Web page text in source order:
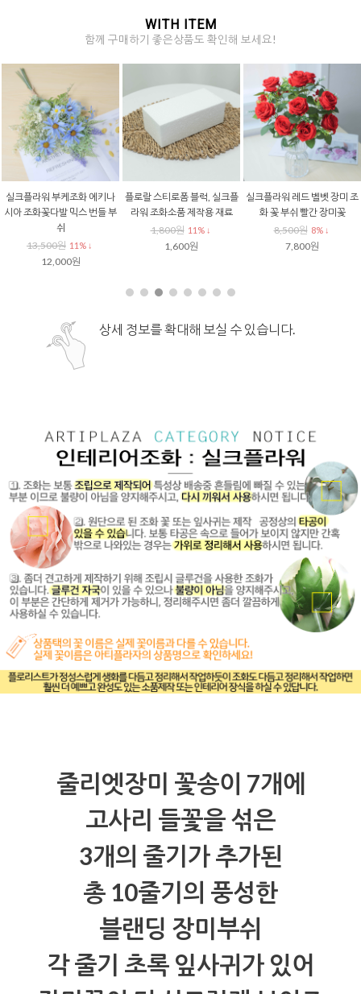
WITH ITEM
함께 구매하기 좋은상품도 확인해 보세요!
실크플라워 부케조화 에키나
시아 조화꽃다발 믹스 번들 부
쉬
13,500원 11% ↓
12,000원
플로랄 스티로폼 블럭, 실크플
라워 조화소품 제작용 재료
1,800원 11% ↓
1,600원
실크플라워 레드 벨벳 장미 조
화 꽃 부쉬 빨간 장미꽃
8,500원 8% ↓
7,800원
상세 정보를 확대해 보실 수 있습니다.
줄리엣장미 꽃송이 7개에
고사리 들꽃을 섞은
3개의 줄기가 추가된
총 10줄기의 풍성한
블랜딩 장미부쉬
각 줄기 초록 잎사귀가 있어